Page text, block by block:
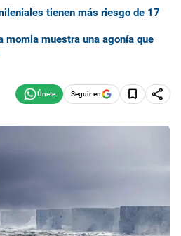
tienen más riesgo de 17
momia muestra una agonía que
Seguir en